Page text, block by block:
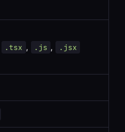
.tsx , .js , .jsx